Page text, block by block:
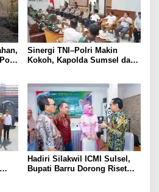
Sinergi TNI–Polri Makin
Kokoh, Kapolda Sumsel dan
Hadiri Silakwil ICMI Sulsel,
Bupati Barru Dorong Riset